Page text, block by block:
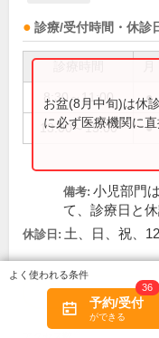
診療/受付時間・休診
8:30～11:00 ●
13:00～15:00 ●
お盆(8月中旬)は休
に必ず医療機関に直
備考: 小児部門
て、診療日と
休診日: 土、日、祝、
こ
※
予約/受付
36